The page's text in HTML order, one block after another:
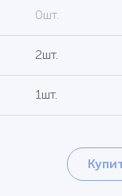
0шт.
2шт.
1шт.